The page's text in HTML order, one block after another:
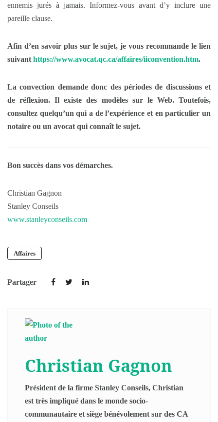
ennemis jurés à jamais. Informez-vous avant d’y inclure une
pareille clause.
Afin d’en savoir plus sur le sujet, je vous recommande le lien
suivant https://www.avocat.qc.ca/affaires/iiconvention.htm.
La convection demande donc des périodes de discussions et
de réflexion. Il existe des modèles sur le Web. Toutefois,
consultez quelqu’un qui a de l’expérience et en particulier un
notaire ou un avocat qui connaît le sujet.
Bon succès dans vos démarches.
Christian Gagnon
Stanley Conseils
www.stanleyconseils.com
Affaires
Partager
Christian Gagnon
Président de la firme Stanley Conseils, Christian
est très impliqué dans le monde socio-
communautaire et siège bénévolement sur des CA